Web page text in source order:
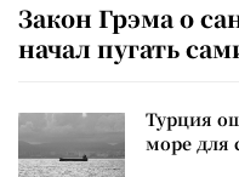
Закон Грэма о
начал пугать
Турция
море для